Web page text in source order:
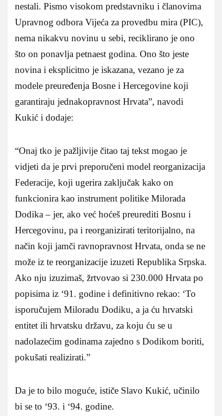
nestali. Pismo visokom predstavniku i članovima
Upravnog odbora Vijeća za provedbu mira (PIC),
nema nikakvu novinu u sebi, reciklirano je ono
što on ponavlja petnaest godina. Ono što jeste
novina i eksplicitno je iskazana, vezano je za
modele preuređenja Bosne i Hercegovine koji
garantiraju jednakopravnost Hrvata”, navodi
Kukić i dodaje:
“Onaj tko je pažljivije čitao taj tekst mogao je
vidjeti da je prvi preporučeni model reorganizacija
Federacije, koji ugerira zaključak kako on
funkcionira kao instrument politike Milorada
Dodika – jer, ako već hoćeš preurediti Bosnu i
Hercegovinu, pa i reorganizirati teritorijalno, na
način koji jamči ravnopravnost Hrvata, onda se ne
može iz te reorganizacije izuzeti Republika Srpska.
Ako nju izuzimaš, žrtvovao si 230.000 Hrvata po
popisima iz ‘91. godine i definitivno rekao: ‘To
isporučujem Miloradu Dodiku, a ja ću hrvatski
entitet ili hrvatsku državu, za koju ću se u
nadolazećim godinama zajedno s Dodikom boriti,
pokušati realizirati.”
Da je to bilo moguće, ističe Slavo Kukić, učinilo
bi se to ‘93. i ‘94. godine.